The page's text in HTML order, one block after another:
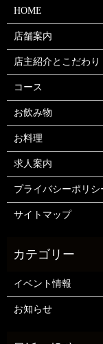
HOME
店舗案内
店主紹介とこだわり
コース
お飲み物
お料理
求人案内
プライバシーポリシ
サイトマップ
イベント情報
お知らせ